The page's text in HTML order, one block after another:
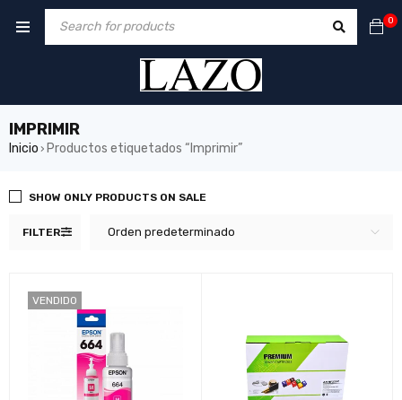
0
IMPRIMIR
Inicio › Productos etiquetados “Imprimir”
FILTER Orden predeterminado
SHOW ONLY PRODUCTS ON SALE
VENDIDO